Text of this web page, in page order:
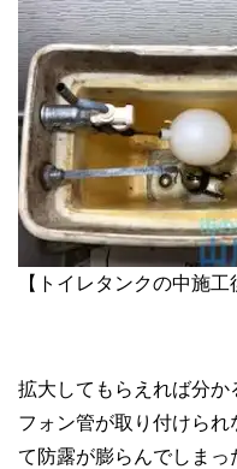
【トイレタンクの中施工
拡大してもらえれば分か
フォン管が取り付けら
て防露が膨らんでしまっ